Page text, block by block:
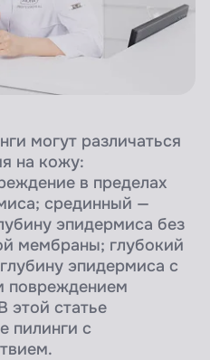
могут различаться
на кожу:
в пределах
срединный —
эпидермиса без
мембраны; глубокий
эпидермиса с
повреждением
этой статье
пилинги с